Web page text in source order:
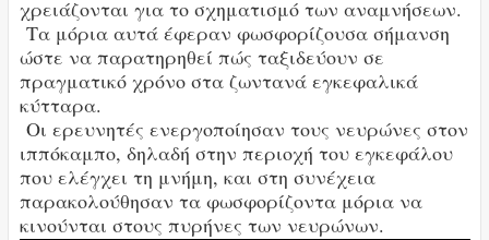
χρειάζονται για το σχηματισμό των αναμνήσεων.
Τα μόρια αυτά έφεραν φωσφορίζουσα σήμανση
ώστε να παρατηρηθεί πώς ταξιδεύουν σε
πραγματικό χρόνο στα ζωντανά εγκεφαλικά
κύτταρα.
Οι ερευνητές ενεργοποίησαν τους νευρώνες στον
ιππόκαμπο, δηλαδή στην περιοχή του εγκεφάλου
που ελέγχει τη μνήμη, και στη συνέχεια
παρακολούθησαν τα φωσφορίζοντα μόρια να
κινούνται στους πυρήνες των νευρώνων.